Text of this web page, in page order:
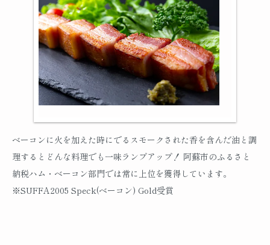
ベーコンに火を加えた時にでるスモークされた香を含んだ油と調
理するとどんな料理でも一味ランプアップ！ 阿蘇市のふるさと
納税ハム・ベーコン部門では常に上位を獲得しています。
※SUFFA2005 Speck(ベーコン) Gold受賞